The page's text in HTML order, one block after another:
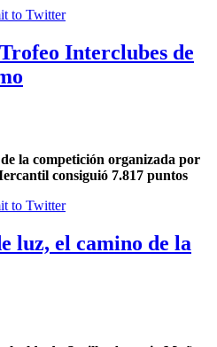
Interclubes de
la competición organizada por
consiguió 7.817 puntos
luz, el camino de la